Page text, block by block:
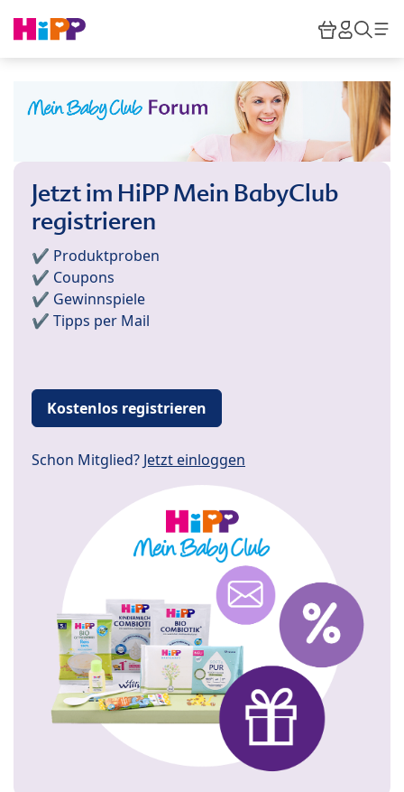
HiPP
Jetzt im HiPP Mein BabyClub
registrieren
✔️ Produktproben
✔️ Coupons
✔️ Gewinnspiele
✔️ Tipps per Mail
Kostenlos registrieren
Schon Mitglied? Jetzt einloggen